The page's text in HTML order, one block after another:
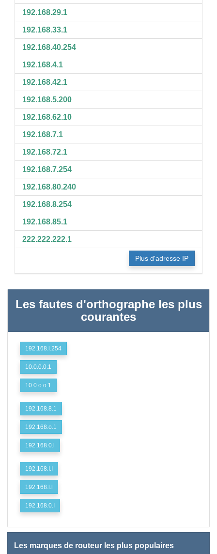
192.168.29.1
192.168.33.1
192.168.40.254
192.168.4.1
192.168.42.1
192.168.5.200
192.168.62.10
192.168.7.1
192.168.72.1
192.168.7.254
192.168.80.240
192.168.8.254
192.168.85.1
222.222.222.1
Plus d'adresse IP
Les fautes d'orthographe les plus
courantes
192.168.l.254
10.0.0.0.1
10.0.o.o.1
192.168.8.1
192.168.o.1
192.168.0.l
192.168.I.I
192.168.l.l
192.168.0.I
Les marques de routeur les plus populaires